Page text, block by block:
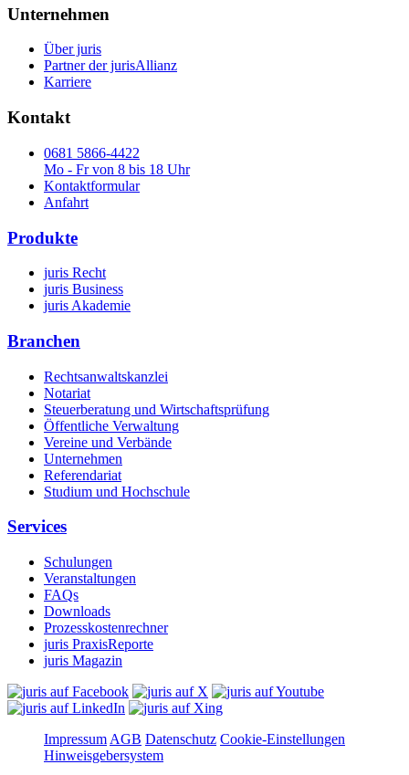
Unternehmen
Über juris
Partner der jurisAllianz
Karriere
Kontakt
0681 5866-4422
Mo - Fr von 8 bis 18 Uhr
Kontaktformular
Anfahrt
Produkte
juris Recht
juris Business
juris Akademie
Branchen
Rechtsanwaltskanzlei
Notariat
Steuerberatung und Wirtschaftsprüfung
Öffentliche Verwaltung
Vereine und Verbände
Unternehmen
Referendariat
Studium und Hochschule
Services
Schulungen
Veranstaltungen
FAQs
Downloads
Prozesskostenrechner
juris PraxisReporte
juris Magazin
Impressum AGB Datenschutz Cookie-Einstellungen
Hinweisgebersystem